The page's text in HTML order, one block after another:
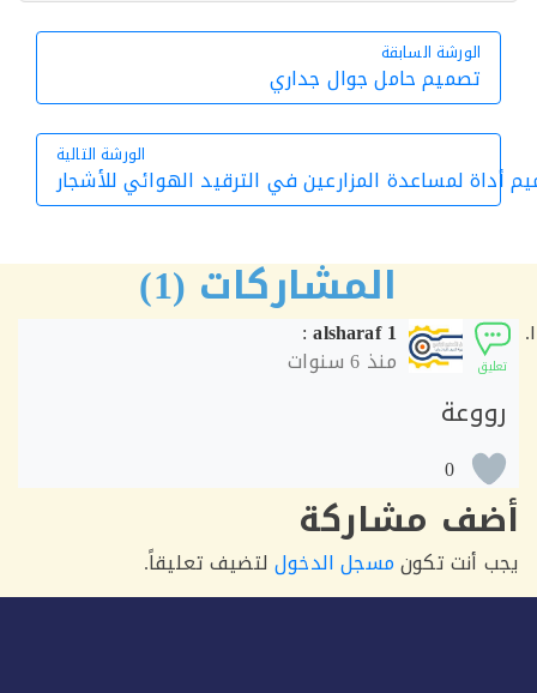
الورشة السابقة
الورشة السابقة
تصميم حامل جوال جداري
الورشة التالية
الورشة
لمساعدة المزارعين في الترقيد الهوائي للأشجار
المشاركات (1)
alsharaf 1
:
منذ6 سنوات
0
مشاركة
تكونمسجل الدخوللتضيف تعليقاً.